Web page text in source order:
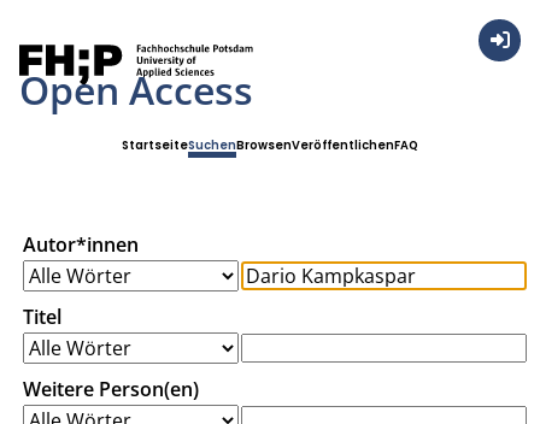
Open Access
StartseiteSuchenBrowsenVeröffentlichenFAQ
Autor*innen
Titel
Weitere Person(en)